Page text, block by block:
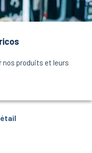
nos produits et leurs